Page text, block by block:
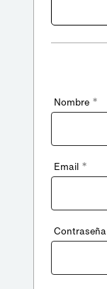
Nombre *
Email *
Contraseña